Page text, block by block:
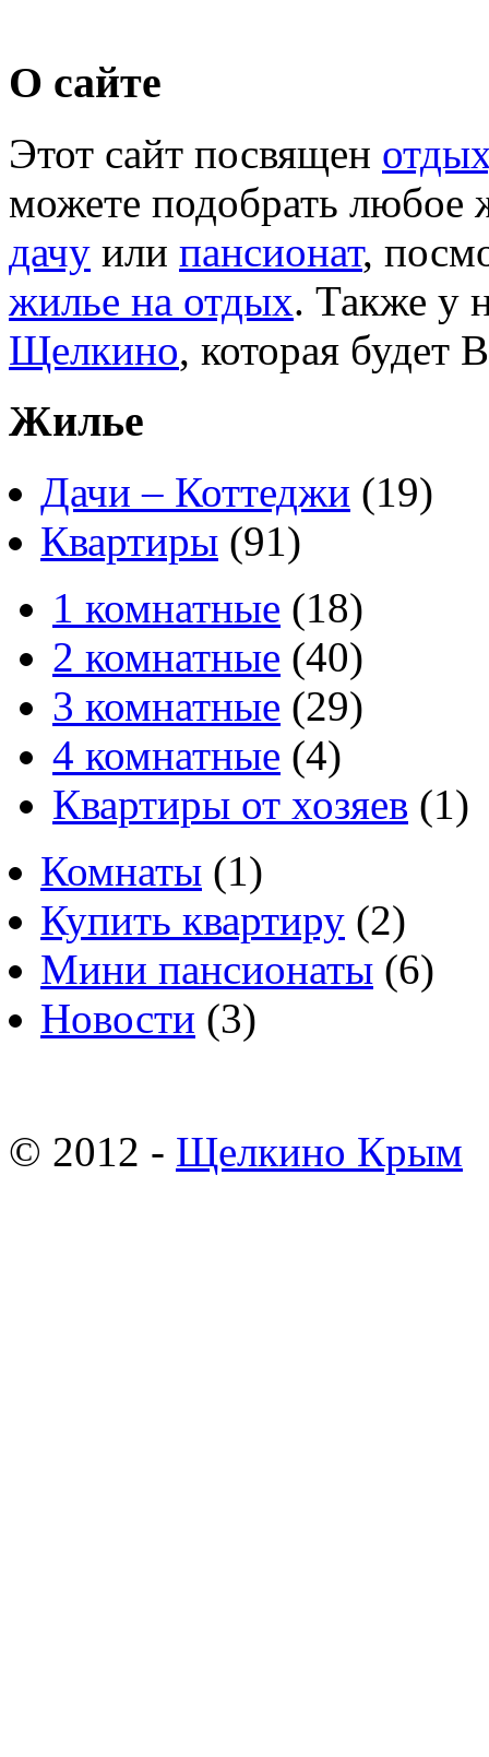
О сайте
Этот сайт посвящен
можете подобрать
дачу или пансионат,
жилье на отдых. Также у
Щелкино, которая будет
Жилье
Дачи – Коттеджи (19)
Квартиры (91)
1 комнатные (18)
2 комнатные (40)
3 комнатные (29)
4 комнатные (4)
Квартиры от хозяев (1)
Комнаты (1)
Купить квартиру (2)
Мини пансионаты (6)
Новости (3)
© 2012 - Щелкино Крым